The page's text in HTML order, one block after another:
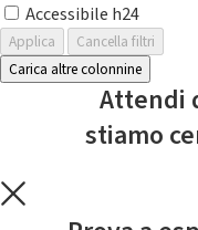
Accessibile h24
Applica
Cancella filtri
Carica altre colonnine
Attendi
stiamo